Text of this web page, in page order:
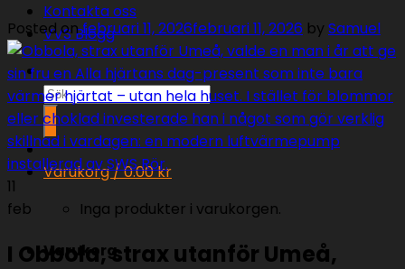
Kontakta oss
VVS Blogg
Sök
efter:
Varukorg /0.00kr
Inga produkter i varukorgen.
Varukorg
Posted onfebruari 11, 2026februari 11, 2026 by Samuel
11
feb
I Obbola, strax utanför Umeå,